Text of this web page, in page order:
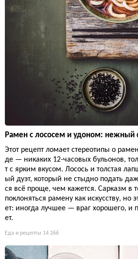
Рамен с лососем и удоном: нежный
Этот рецепт ломает стереотипы о
де — никаких 12-часовых бульонов,
т с ярким вкусом. Лосось и толстая
ый дуэт, который не стыдно подать
ся всё проще, чем кажется. Сарказм в
поклоняться рамену как искусству, но
ет: иногда лучшее — враг хорошего, и
ет.
Еда и рецепты 14 266